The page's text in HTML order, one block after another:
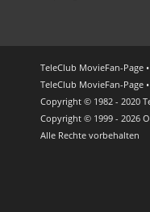
TeleClub MovieFan-
TeleClub MovieFan-
Copyright © 1982 - 2020
Copyright © 1999 - 2026
Alle Rechte vorbehalten